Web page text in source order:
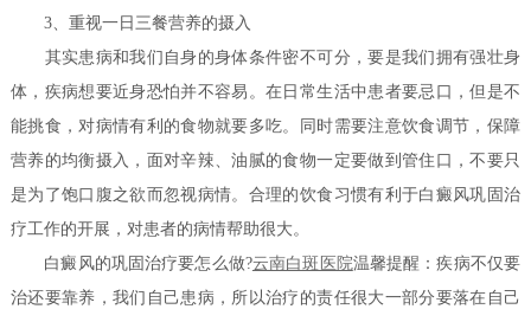
3、重视一日三餐营养的摄入
其实患病和我们自身的身体条件密不可分，要是我们拥有强壮身
体，疾病想要近身恐怕并不容易。在日常生活中患者要忌口，但是不
能挑食，对病情有利的食物就要多吃。同时需要注意饮食调节，保障
营养的均衡摄入，面对辛辣、油腻的食物一定要做到管住口，不要只
是为了饱口腹之欲而忽视病情。合理的饮食习惯有利于白癜风巩固治
疗工作的开展，对患者的病情帮助很大。
白癜风的巩固治疗要怎么做?云南白斑医院温馨提醒：疾病不仅要
治还要靠养，我们自己患病，所以治疗的责任很大一部分要落在自己